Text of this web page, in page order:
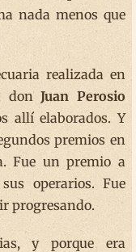
nada menos que
realizada en
donJuan Perosio
allí elaborados. Y
premios en
Fue un premio a
operarios. Fue
progresando.
y porque era